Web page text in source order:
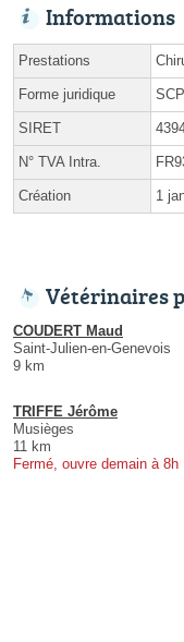
Informations
Prestations
Forme juridique
SIRET
N° TVA Intra.
Création 1
Vétérinaires
COUDERT Maud
Saint-Julien-en-Genevois
9 km
TRIFFE Jérôme
Musièges
11 km
Fermé, ouvre demain à 8h